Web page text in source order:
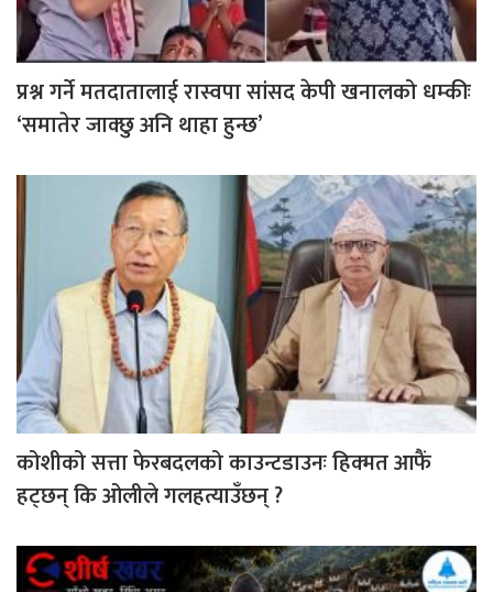
प्रश्न गर्ने मतदातालाई रास्वपा सांसद केपी खनालको धम्कीः
‘समातेर जाक्छु अनि थाहा हुन्छ’
कोशीको सत्ता फेरबदलको काउन्टडाउनः हिक्मत आफैं
हट्छन् कि ओलीले गलहत्याउँछन् ?